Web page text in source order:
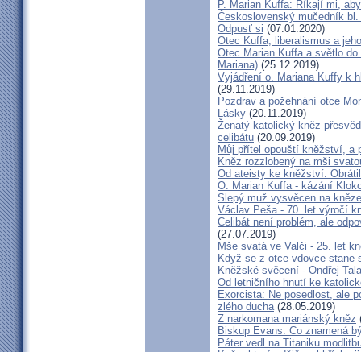
P. Marian Kuffa: Říkají mi,
Československý mučedník
Odpusť si (07.01.2020)
Otec Kuffa, liberalismus a
Otec Marian Kuffa a světlo
Mariana) (25.12.2019)
Vyjádření o. Mariana Kuffy k
(29.11.2019)
Pozdrav a požehnání otce
Lásky (20.11.2019)
Ženatý katolický kněz
celibátu (20.09.2019)
Můj přítel opouští kněžství, a
Kněz rozzlobený na mši
Od ateisty ke kněžství.
O. Marian Kuffa - kázání
Slepý muž vysvěcen na kněze
Václav Peša - 70. let výročí
Celibát není problém, ale
(27.07.2019)
Mše svatá ve Valči - 25. let
Když se z otce-vdovce stane
Kněžské svěcení - Ondřej
Od letničního hnutí ke
Exorcista: Ne posedlost, ale
zlého ducha(28.05.2019)
Z narkomana mariánský kněz
Biskup Evans: Co znamená
Páter vedl na Titaniku